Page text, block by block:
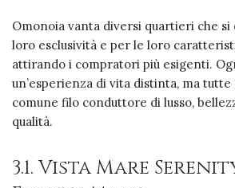
Omonoia vanta diversi quartieri che
loro esclusività e per le loro
attirando i compratori più esigenti.
un’esperienza di vita distinta, ma
comune filo conduttore di lusso,
qualità.
3.1. Vista Mare